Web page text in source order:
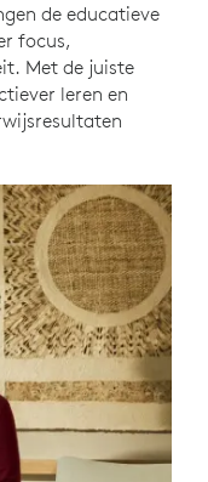
de educatieve
focus,
Met de juiste
leren en